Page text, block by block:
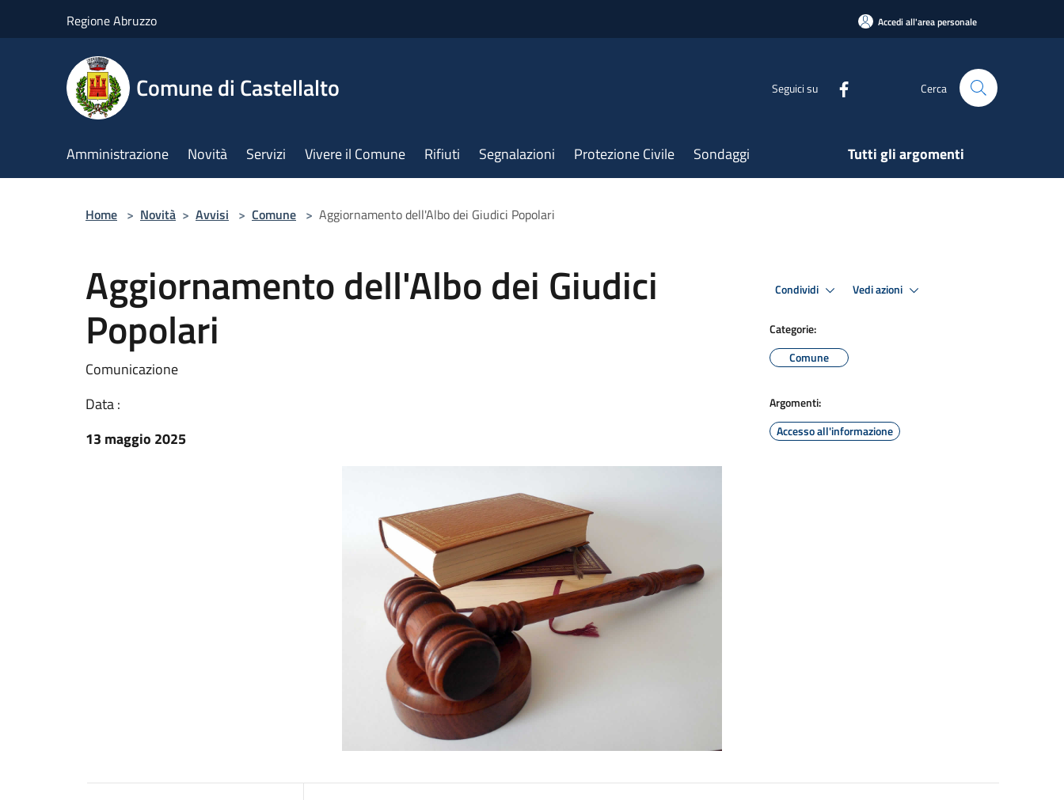
Regione Abruzzo Accedi all'area personale
Comune di Castellalto Seguici su Cerca
Amministrazione Novità Servizi Vivere il Comune Rifiuti Segnalazioni Protezione Civile Sondaggi Tutti gli argomenti
Home > Novità > Avvisi > Comune > Aggiornamento dell'Albo dei Giudici Popolari
Aggiornamento dell'Albo dei Giudici
Popolari
Comunicazione
Data :
13 maggio 2025
Condividi Vedi azioni
Categorie:
Comune
Argomenti:
Accesso all'informazione